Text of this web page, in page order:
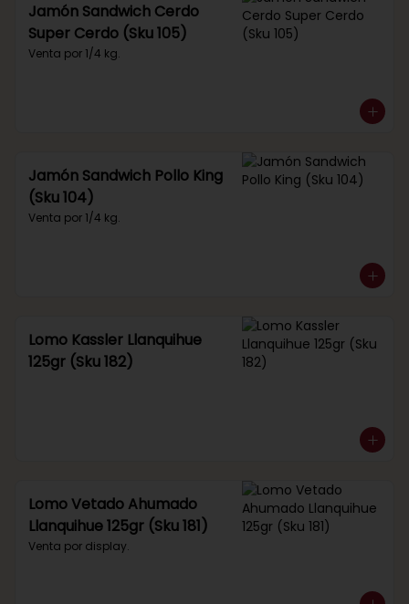
Jamón Sandwich Cerdo
Super Cerdo (Sku 105)
Venta por 1/4 kg.
Jamón Sandwich Pollo King
(Sku 104)
Venta por 1/4 kg.
Lomo Kassler Llanquihue
125gr (Sku 182)
Lomo Vetado Ahumado
Llanquihue 125gr (Sku 181)
Venta por display.